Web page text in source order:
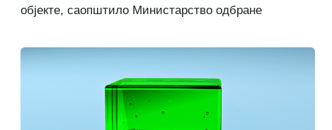
објекте, саопштило Министарство одбране